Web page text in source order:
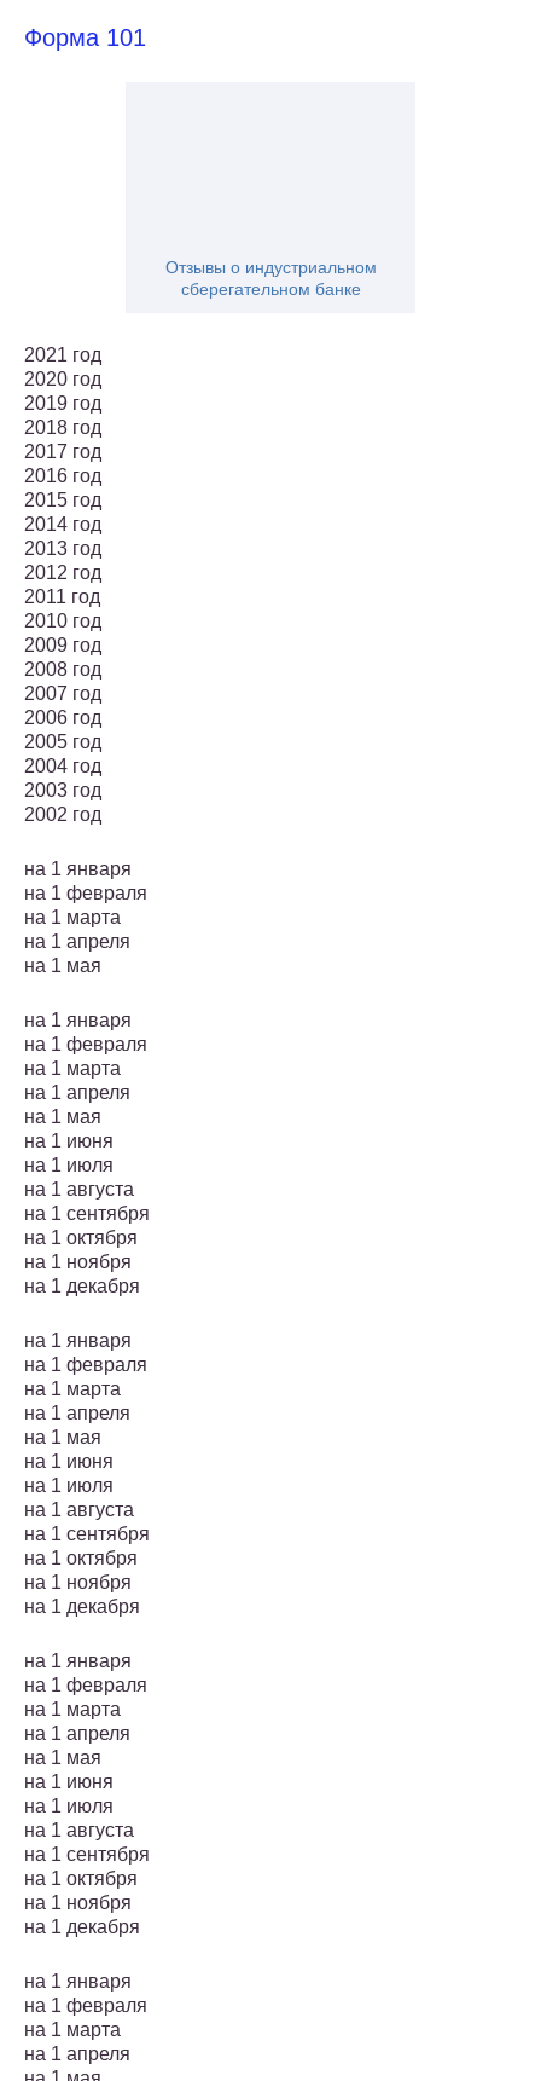
Форма 101
Отзывы о индустриальном
сберегательном банке
2021 год
2020 год
2019 год
2018 год
2017 год
2016 год
2015 год
2014 год
2013 год
2012 год
2011 год
2010 год
2009 год
2008 год
2007 год
2006 год
2005 год
2004 год
2003 год
2002 год
на 1 января
на 1 февраля
на 1 марта
на 1 апреля
на 1 мая
на 1 января
на 1 февраля
на 1 марта
на 1 апреля
на 1 мая
на 1 июня
на 1 июля
на 1 августа
на 1 сентября
на 1 октября
на 1 ноября
на 1 декабря
на 1 января
на 1 февраля
на 1 марта
на 1 апреля
на 1 мая
на 1 июня
на 1 июля
на 1 августа
на 1 сентября
на 1 октября
на 1 ноября
на 1 декабря
на 1 января
на 1 февраля
на 1 марта
на 1 апреля
на 1 мая
на 1 июня
на 1 июля
на 1 августа
на 1 сентября
на 1 октября
на 1 ноября
на 1 декабря
на 1 января
на 1 февраля
на 1 марта
на 1 апреля